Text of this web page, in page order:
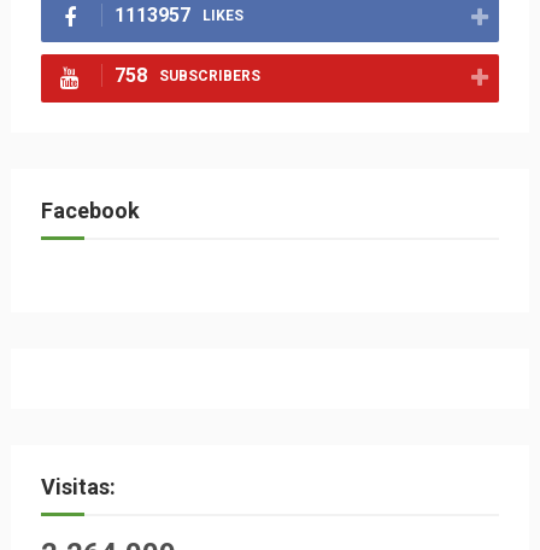
1113957 LIKES
758 SUBSCRIBERS
Facebook
Visitas: